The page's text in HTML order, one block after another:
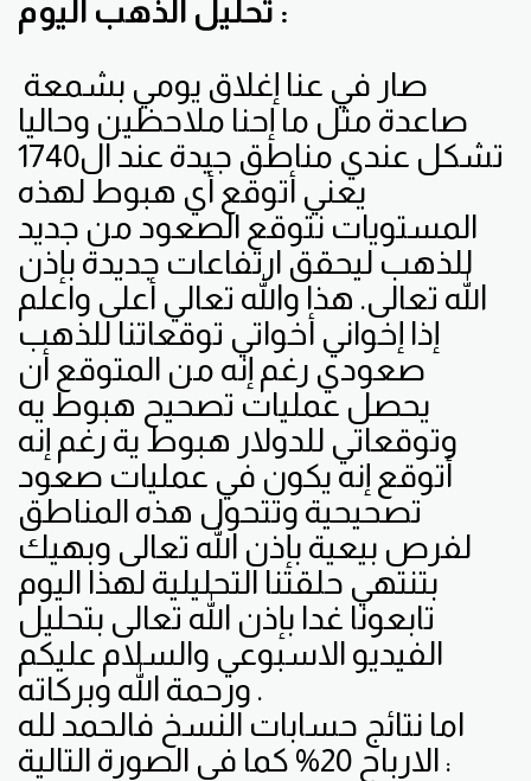
تحليل الذهب اليوم :
صاعدة مثل ما إحنا ملاحظين وحاليا
تشكل عندي مناطق جيدة عند ال1740
يعني أتوقع أي هبوط لهذه
المستويات نتوقع الصعود من جديد
للذهب ليحقق ارتفاعات جديدة بإذن
الله تعالى. هذا والله تعالي أعلى واعلم
إذا إخواني أخواتي توقعاتنا للذهب
صعودي رغم إنه من المتوقع أن
يحصل عمليات تصحيح هبوط يه
وتوقعاتي للدولار هبوط ية رغم إنه
أتوقع إنه يكون في عمليات صعود
تصحيحية وتتحول هذه المناطق
لفرص بيعية بإذن الله تعالى وبهيك
بتنتهي حلقتنا التحليلية لهذا اليوم
تابعونا غدا بإذن الله تعالى بتحليل
الفيديو الاسبوعي والسلام عليكم
ورحمة الله وبركاته .
اما نتائج حسابات النسخ فالحمد لله
الارباح 20% كما في الصورة التالية :